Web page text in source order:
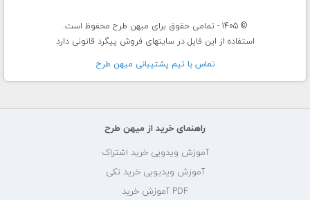
© 1405 - تمامی حقوق برای میهن طرح محفوظ است.
استفاده از این فایل در سایتهای فروش پیگرد قانونی دارد
تماس با تيم پشتيبانی ميهن طرح
راهنمای خرید از میهن طرح
آموزش ویدویی خرید اشتراک
آموزش ویدیویی خرید تکی
PDF آموزش خرید